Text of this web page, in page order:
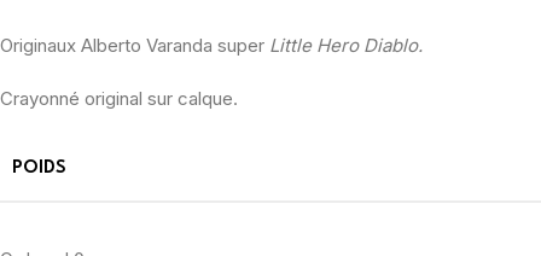
Originaux Alberto Varanda super Little Hero Diablo.
Crayonné original sur calque.
POIDS